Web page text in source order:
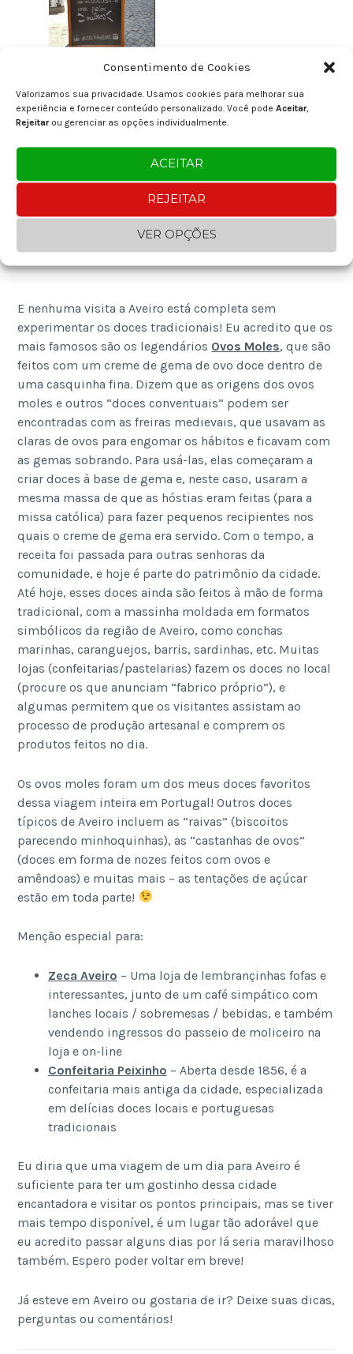
Consentimento de Cookies
Valorizamos sua privacidade. Usamos cookies para melhorar sua
experiência e fornecer conteúdo personalizado. Você pode Aceitar,
Rejeitarou gerenciar as opções individualmente.
ACEITAR
REJEITAR
VER OPÇÕES
Zeca Aveiro
E nenhuma visita a Aveiro está completa sem
experimentar os doces tradicionais! Eu acredito que os
mais famosos são os legendários Ovos Moles, que são
feitos com um creme de gema de ovo doce dentro de
uma casquinha fina. Dizem que as origens dos ovos
moles e outros “doces conventuais” podem ser
encontradas com as freiras medievais, que usavam as
claras de ovos para engomar os hábitos e ficavam com
as gemas sobrando. Para usá-las, elas começaram a
criar doces à base de gema e, neste caso, usaram a
mesma massa de que as hóstias eram feitas (para a
missa católica) para fazer pequenos recipientes nos
quais o creme de gema era servido. Com o tempo, a
receita foi passada para outras senhoras da
comunidade, e hoje é parte do patrimônio da cidade.
Até hoje, esses doces ainda são feitos à mão de forma
tradicional, com a massinha moldada em formatos
simbólicos da região de Aveiro, como conchas
marinhas, caranguejos, barris, sardinhas, etc. Muitas
lojas (confeitarias/pastelarias) fazem os doces no local
(procure os que anunciam “fabrico próprio”), e
algumas permitem que os visitantes assistam ao
processo de produção artesanal e comprem os
produtos feitos no dia.
Os ovos moles foram um dos meus doces favoritos
dessa viagem inteira em Portugal! Outros doces
típicos de Aveiro incluem as “raivas” (biscoitos
parecendo minhoquinhas), as “castanhas de ovos”
(doces em forma de nozes feitos com ovos e
amêndoas) e muitas mais – as tentações de açúcar
estão em toda parte!
Menção especial para:
Zeca Aveiro – Uma loja de lembrançinhas fofas e
interessantes, junto de um café simpático com
lanches locais / sobremesas / bebidas, e também
vendendo ingressos do passeio de moliceiro na
loja e on-line
Confeitaria Peixinho – Aberta desde 1856, é a
confeitaria mais antiga da cidade, especializada
em delícias doces locais e portuguesas
tradicionais
Eu diria que uma viagem de um dia para Aveiro é
suficiente para ter um gostinho dessa cidade
encantadora e visitar os pontos principais, mas se tiver
mais tempo disponível, é um lugar tão adorável que
eu acredito passar alguns dias por lá seria maravilhoso
também. Espero poder voltar em breve!
Já esteve em Aveiro ou gostaria de ir? Deixe suas dicas,
perguntas ou comentários!